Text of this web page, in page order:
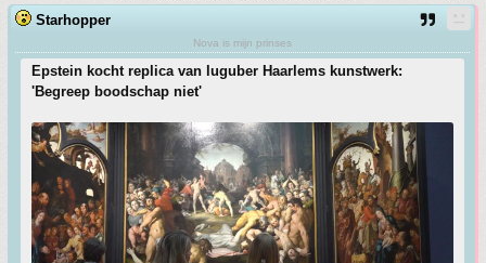
Starhopper
Nova is mijn prinses
Epstein kocht replica van luguber Haarlems kunstwerk:
'Begreep boodschap niet'